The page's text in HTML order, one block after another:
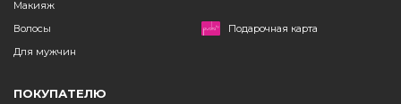
Макияж
Волосы
Для мужчин
Подарочная карта
ПОКУПАТЕЛЮ